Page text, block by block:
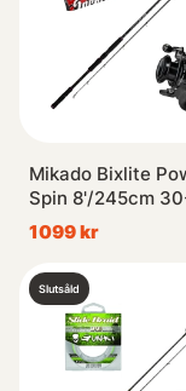
Mikado Bixlite
Spin 8'/245cm
Combo
1099 kr
Slutsåld